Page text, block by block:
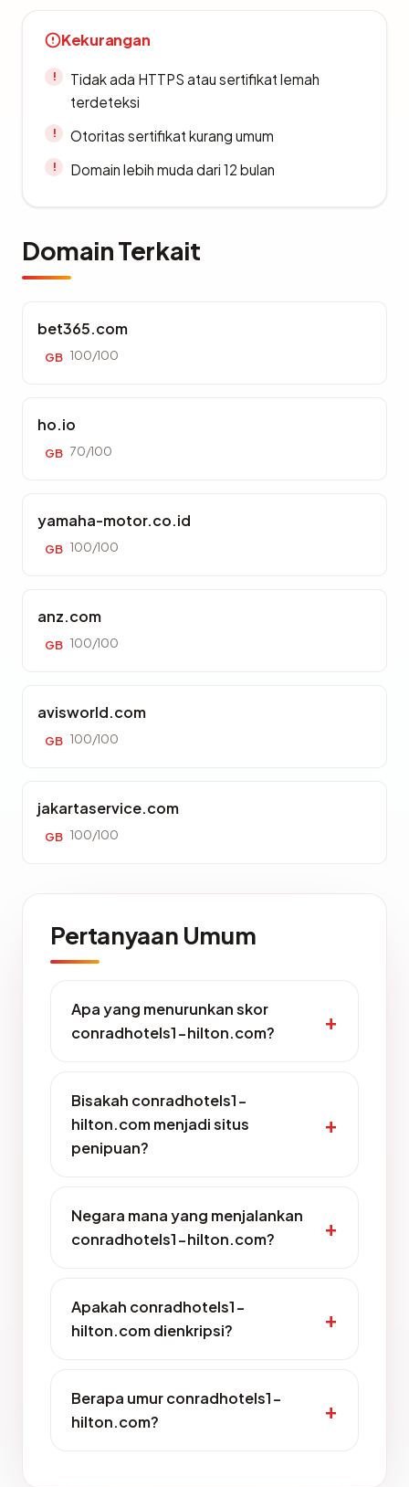
Kekurangan
Tidak ada HTTPS atau sertifikat lemah
terdeteksi
Otoritas sertifikat kurang umum
Domain lebih muda dari 12 bulan
Domain Terkait
bet365.com
GB 100/100
ho.io
GB 70/100
yamaha-motor.co.id
GB 100/100
anz.com
GB 100/100
avisworld.com
GB 100/100
jakartaservice.com
GB 100/100
Pertanyaan Umum
Apa yang menurunkan skor
conradhotels1-hilton.com?
Bisakah conradhotels1-
hilton.com menjadi situs
penipuan?
Negara mana yang menjalankan
conradhotels1-hilton.com?
Apakah conradhotels1-
hilton.com dienkripsi?
Berapa umur conradhotels1-
hilton.com?